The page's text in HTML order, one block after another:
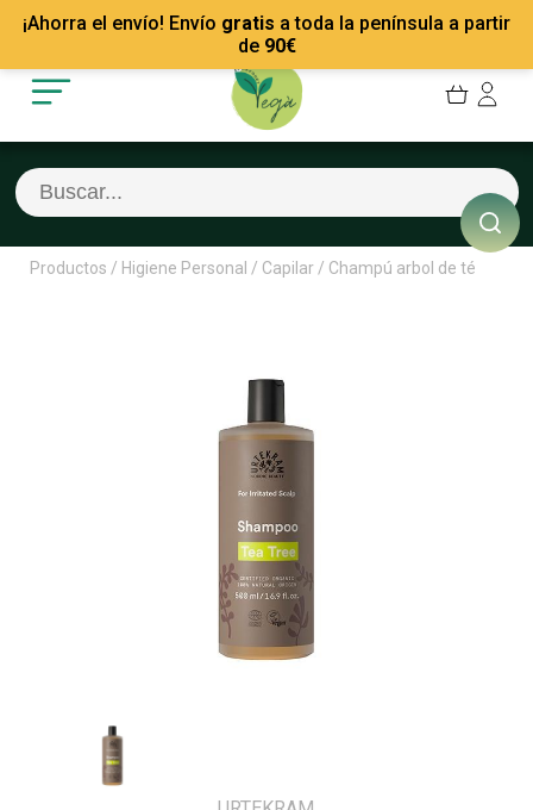
¡Ahorra el envío! Envío gratis a toda la península a partir
de 90€
Mis Pedidos
Mis favoritos
Cerrar sesión
Recetas
Empresas
Contacto
Productos / Higiene Personal / Capilar / Champú arbol de té